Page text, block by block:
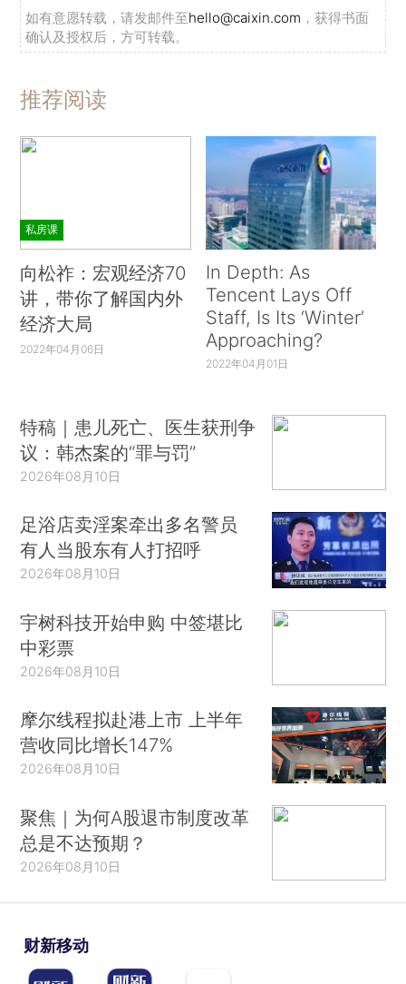
如有意愿转载，请发邮件至hello@caixin.com ，获得书面
确认及授权后，方可转载。
推荐阅读
私房课
向松祚：宏观经济70
讲，带你了解国内外
经济大局
2022年04月06日
In Depth: As
Tencent Lays Off
Staff, Is Its ‘Winter’
Approaching?
2022年04月01日
特稿｜患儿死亡、医生获刑争
议：韩杰案的“罪与罚”
2026年08月10日
足浴店卖淫案牵出多名警员
有人当股东有人打招呼
2026年08月10日
宇树科技开始申购 中签堪比
中彩票
2026年08月10日
摩尔线程拟赴港上市 上半年
营收同比增长147%
2026年08月10日
聚焦｜为何A股退市制度改革
总是不达预期？
2026年08月10日
财新移动